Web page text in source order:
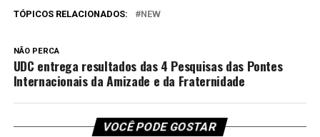
TÓPICOS RELACIONADOS: NEW
NÃO PERCA
UDC entrega resultados das 4 Pesquisas das Pontes
Internacionais da Amizade e da Fraternidade
VOCÊ PODE GOSTAR